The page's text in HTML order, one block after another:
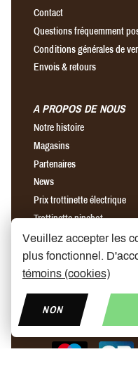
Contact
Questions fréquemment
Conditions générales de
Envois & retours
A PROPOS DE NOUS
Notre histoire
Magasins
Partenaires
News
Prix trottinette électrique
Trottinette ninebot
Chargeur rapide pour
Find us
Veuillez accepter les
plus fonctionnel.
témoins (cookies)
NON